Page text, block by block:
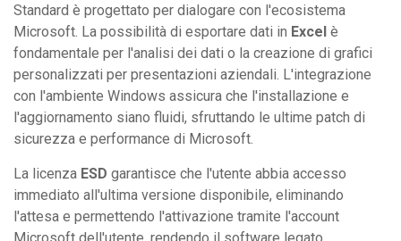
Standard è progettato per dialogare con l'ecosistema
Microsoft. La possibilità di esportare dati in Excel è
fondamentale per l'analisi dei dati o la creazione di grafici
personalizzati per presentazioni aziendali. L'integrazione
con l'ambiente Windows assicura che l'installazione e
l'aggiornamento siano fluidi, sfruttando le ultime patch di
sicurezza e performance di Microsoft.
La licenza ESD garantisce che l'utente abbia accesso
immediato all'ultima versione disponibile, eliminando
l'attesa e permettendo l'attivazione tramite l'account